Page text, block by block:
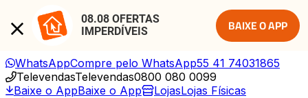
08.08 OFERTAS
IMPERDÍVEIS
BAIXE O APP
WhatsAppCompre pelo WhatsApp55 41 74031865
TelevendasTelevendas0800 080 0099
Baixe o AppBaixe o App LojasLojas Físicas